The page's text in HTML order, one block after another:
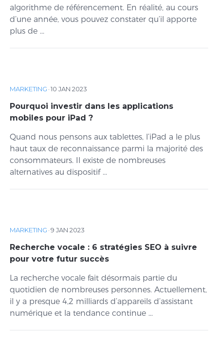
algorithme de référencement. En réalité, au cours
d’une année, vous pouvez constater qu’il apporte
plus de ...
MARKETING ·10 JAN 2023
Pourquoi investir dans les applications
mobiles pour iPad ?
Quand nous pensons aux tablettes, l’iPad a le plus
haut taux de reconnaissance parmi la majorité des
consommateurs. Il existe de nombreuses
alternatives au dispositif ...
MARKETING ·9 JAN 2023
Recherche vocale : 6 stratégies SEO à suivre
pour votre futur succès
La recherche vocale fait désormais partie du
quotidien de nombreuses personnes. Actuellement,
il y a presque 4,2 milliards d’appareils d’assistant
numérique et la tendance continue ...